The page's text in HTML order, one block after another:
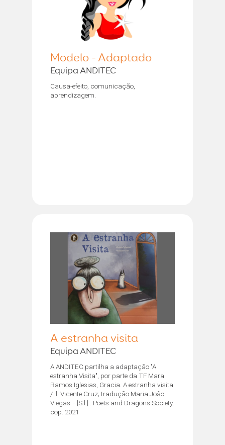
Modelo - Adaptado
Equipa ANDITEC
Causa-efeito, comunicação,
aprendizagem.
A estranha visita
Equipa ANDITEC
A ANDITEC partilha a adaptação "A
estranha Visita", por parte da TF Mara
Ramos Iglesias, Gracia. A estranha visita
/ il. Vicente Cruz; tradução Maria João
Viegas. - [S.l.] : Poets and Dragons Society,
cop. 2021